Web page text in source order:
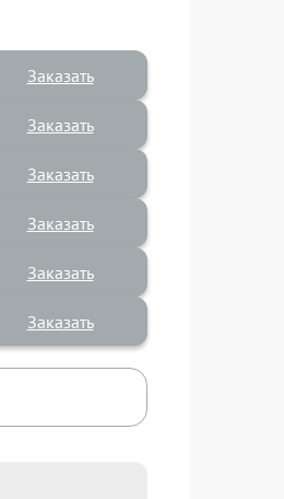
Заказать
Заказать